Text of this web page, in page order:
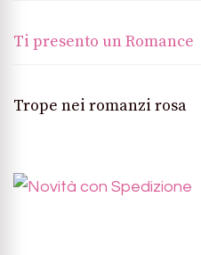
Ti presento un Romance
Trope nei romanzi rosa